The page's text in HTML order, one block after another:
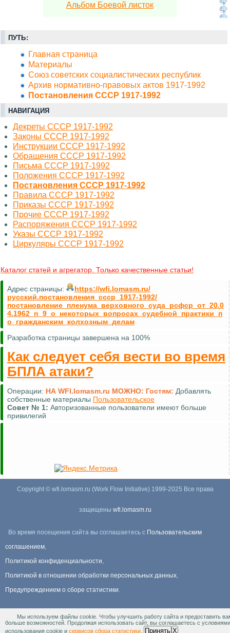
Альбом Боевой листок
ПУТЬ:
Главная страница
Материалы
Союз советских социалистических республик
Архив нормативно-правовых актов 1917-1992
Постановления СССР 1917-1992
НАВИГАЦИЯ
Декреты СССР 1917-1992
Законы СССР 1917-1992
Инструкции СССР 1917-1992
Обращения СССР 1917-1992
Письма СССР 1917-1992
Положения СССР 1917-1992
Постановления СССР 1917-1992
Правила СССР 1917-1992
Приказы СССР 1917-1992
Прочие СССР 1917-1992
Распоряжения СССР 1917-1992
Указы СССР 1917-1992
Циркуляры СССР 1917-1992
Каталог статей и агрегатор. Только качественные статьи!
Адрес страницы:
https://wfi.lomasm.ru/
русский.постановления_ссср_1917-1992/
постановление_пленума_верховного_суда_рсфср_от_20.0
4.1962_n_9_о_некоторых_вопросах_судебной_практики_п
о_гражданским_колхозным_делам
Разработка страницы завершена на 100%
Как следует себя вести во время
БПЛА атаки?
Операции: НА WFI.lomasm.ru МОЖНО: Гостям: Добавлять
собственные материалы Пользовательское
Совет № 1: Авторизованные пользователи имеют больше
привилегий
Copyright © wfi.lomasm.ru (Work Flow Initiative) 1999-2025 Все права
защищены wfi.lomasm.ru
Во время посещения сайта вы соглашаетесь с Пользовательским
соглашением,
Политикой конфиденциальности,
Политикой в отношении обработки персональных данных,
Предупреждением о сборе статистики.
Информация Для правообладателей.
Мы используем файлы cookie. Чтобы улучшить работу сайта и предоставить
больше возможностей. Продолжая использовать сайт, вы соглашаетесь с условиями
использования cookie и сервисов сбора статистики Принять X